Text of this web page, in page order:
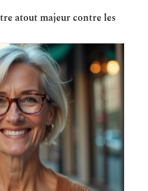
atout majeur contre les